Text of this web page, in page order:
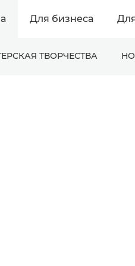
Для бизнеса
ТВОРЧЕСТВА